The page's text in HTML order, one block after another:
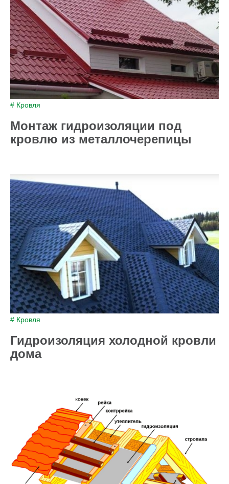
# Кровля
Монтаж гидроизоляции под
кровлю из металлочерепицы
# Кровля
Гидроизоляция холодной кровли
дома